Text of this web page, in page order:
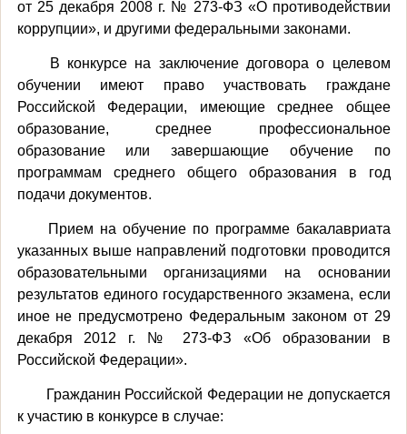
от 25 декабря 2008 г. № 273-ФЗ «О противодействии
коррупции», и другими федеральными законами.
В конкурсе на заключение договора о целевом
обучении имеют право участвовать граждане
Российской Федерации, имеющие среднее общее
образование, среднее профессиональное
образование или завершающие обучение по
программам среднего общего образования в год
подачи документов.
Прием на обучение по программе бакалавриата
указанных выше направлений подготовки проводится
образовательными организациями на основании
результатов единого государственного экзамена, если
иное не предусмотрено Федеральным законом от 29
декабря 2012 г. № 273-ФЗ «Об образовании в
Российской Федерации».
Гражданин Российской Федерации не допускается
к участию в конкурсе в случае: